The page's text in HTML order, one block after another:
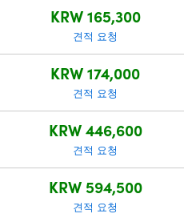
KRW 165,300
견적 요청
KRW 174,000
견적 요청
KRW 446,600
견적 요청
KRW 594,500
견적 요청